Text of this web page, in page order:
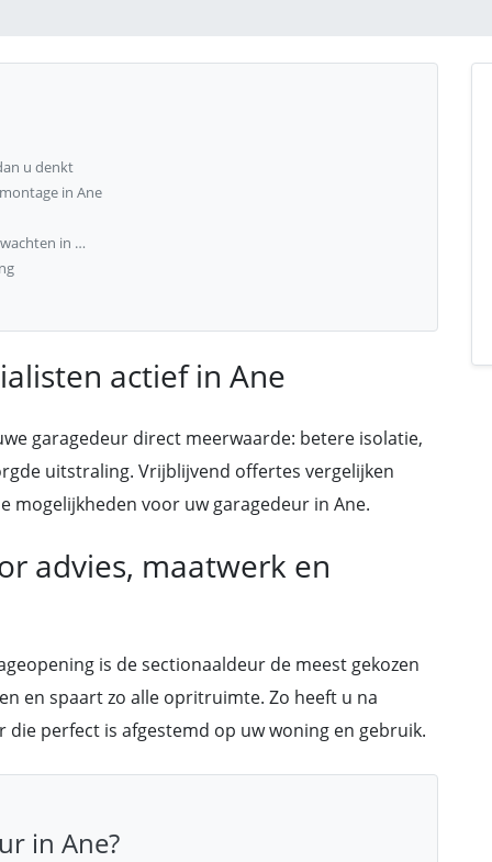
u denkt
in Ane
in …
actief in Ane
garagedeur direct meerwaarde: betere isolatie,
uitstraling. Vrijblijvend offertes vergelijken
mogelijkheden voor uw garagedeur in Ane.
advies, maatwerk en
is de sectionaaldeur de meest gekozen
en spaart zo alle opritruimte. Zo heeft u na
perfect is afgestemd op uw woning en gebruik.
in Ane?